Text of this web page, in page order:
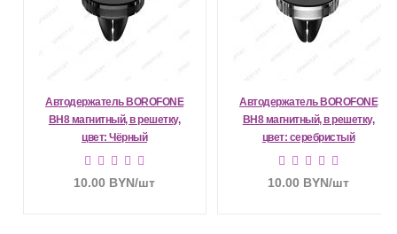
Автодержатель BOROFONE
BH8 магнитный, в решетку,
цвет: Чёрный
10.00 BYN/шт
Автодержатель BOROFONE
BH8 магнитный, в решетку,
цвет: серебристый
10.00 BYN/шт